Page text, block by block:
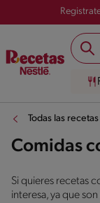
Todas las recetas
Comidas
Si quieres recetas
interesa, ya que